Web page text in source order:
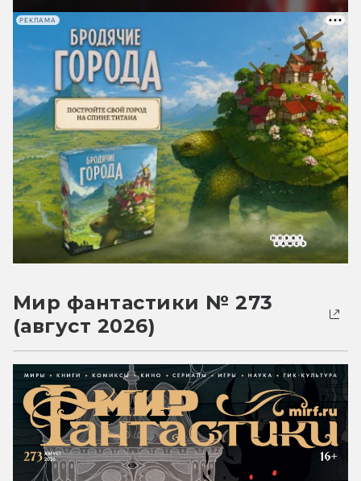
РЕКЛАМА
Мир фантастики № 273
(август 2026)